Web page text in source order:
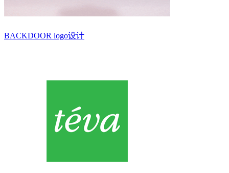
BACKDOOR logo设计